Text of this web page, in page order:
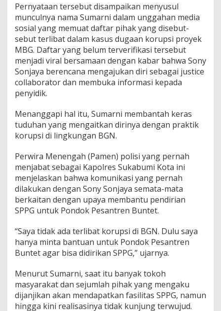
u
b
u
n
g
i
E
k
s
i
l
K
e
a
l
a
B
G
N
S
a
l
P
e
d
i
r
i
Pernyataan tersebut disampaikan menyusul
munculnya nama Sumarni dalam unggahan media
sosial yang memuat daftar pihak yang disebut-
sebut terlibat dalam kasus dugaan korupsi proyek
MBG. Daftar yang belum terverifikasi tersebut
menjadi viral bersamaan dengan kabar bahwa Sony
Sonjaya berencana mengajukan diri sebagai justice
collaborator dan membuka informasi kepada
penyidik.
Menanggapi hal itu, Sumarni membantah keras
tuduhan yang mengaitkan dirinya dengan praktik
korupsi di lingkungan BGN.
Perwira Menengah (Pamen) polisi yang pernah
menjabat sebagai Kapolres Sukabumi Kota ini
menjelaskan bahwa komunikasi yang pernah
dilakukan dengan Sony Sonjaya semata-mata
berkaitan dengan upaya membantu pendirian
SPPG untuk Pondok Pesantren Buntet.
“Saya tidak ada terlibat korupsi di BGN. Dulu saya
hanya minta bantuan untuk Pondok Pesantren
Buntet agar bisa didirikan SPPG,” ujarnya.
Menurut Sumarni, saat itu banyak tokoh
masyarakat dan sejumlah pihak yang mengaku
dijanjikan akan mendapatkan fasilitas SPPG, namun
hingga kini realisasinya tidak kunjung terwujud.